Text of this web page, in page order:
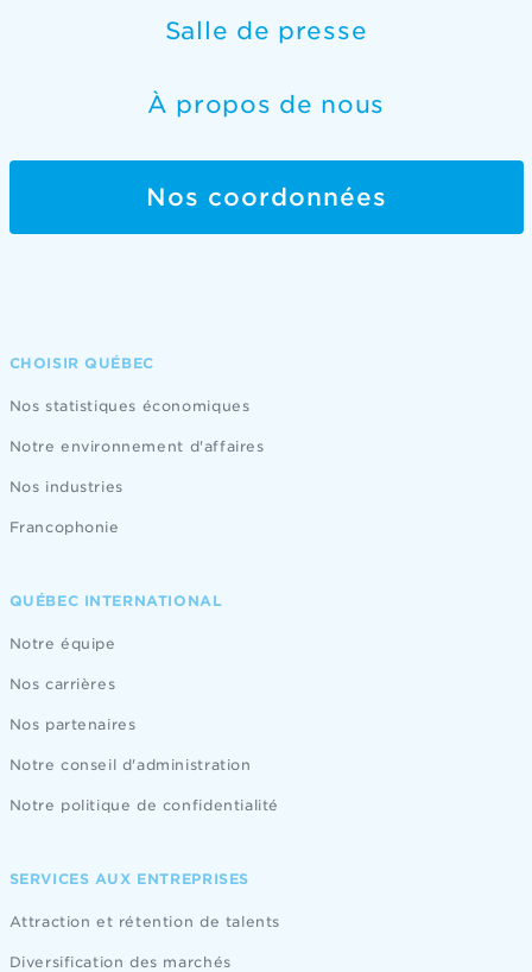
Salle de presse
À propos de nous
Nos coordonnées
CHOISIR QUÉBEC
Nos statistiques économiques
Notre environnement d'affaires
Nos industries
Francophonie
QUÉBEC INTERNATIONAL
Notre équipe
Nos carrières
Nos partenaires
Notre conseil d'administration
Notre politique de confidentialité
SERVICES AUX ENTREPRISES
Attraction et rétention de talents
Diversification des marchés